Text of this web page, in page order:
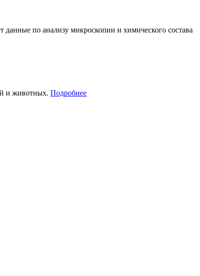
по анализу микроскопии и химического состава
и животных. Подробнее